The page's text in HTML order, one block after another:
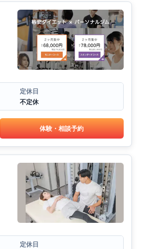
定休日
不定休
体験・相談予約
定休日